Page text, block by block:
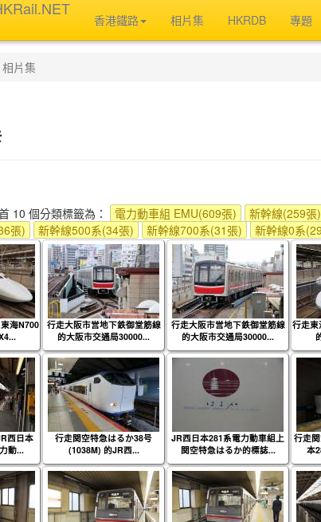
香港鐵路 相片集 HKRDB 專題
相片集
10 個分類標籤為： 電力動車組 EMU(609張) 新幹線(259張)
張)
新幹線500系(34張) 新幹線700系(31張) 新幹線0系
海N700
行走大阪市営地下鉄御堂筋線
的大阪市交通局30000...
行走大阪市営地下鉄御堂筋線
的大阪市交通局30000...
行走東
西日本
動...
行走関空特急はるか38号
(1038M) 的JR西...
JR西日本281系電力動車組上
関空特急はるか的標誌...
行走
本